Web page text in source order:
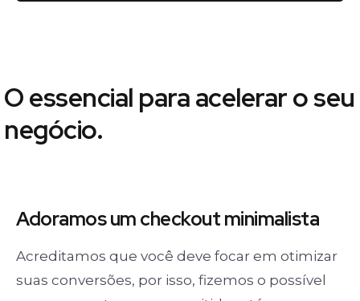
O essencial para acelerar o seu
negócio.
Adoramos umcheckout minimalista
Acreditamos que você deve focar em otimizar
suas conversões, por isso, fizemos o possível